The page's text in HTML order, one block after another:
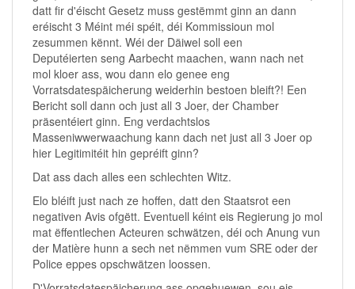
datt fir d'éischt Gesetz muss gestëmmt ginn an dann
eréischt 3 Méint méi spéit, déi Kommissioun mol
zesummen kënnt. Wéi der Däiwel soll een
Deputéierten seng Aarbecht maachen, wann nach net
mol kloer ass, wou dann elo genee eng
Vorratsdatespäicherung weiderhin bestoen bleift?! Een
Bericht soll dann och just all 3 Joer, der Chamber
präsentéiert ginn. Eng verdachtslos
Masseniwwerwaachung kann dach net just all 3 Joer op
hier Legitimitéit hin gepréift ginn?
Dat ass dach alles een schlechten Witz.
Elo bléift just nach ze hoffen, datt den Staatsrot een
negativen Avis ofgëtt. Eventuell kéint eis Regierung jo mol
mat ëffentlechen Acteuren schwätzen, déi och Anung vun
der Matière hunn a sech net nëmmen vum SRE oder der
Police eppes opschwätzen loossen.